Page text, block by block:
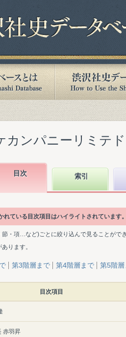
カンパニーリミテ
目次 索引
ている目次項目はハイライトされています
節・項…など)ごとに絞り込んで見ることがで
ります。
第3階層まで 第4階層まで 第5階層
目次項目
赤羽昇